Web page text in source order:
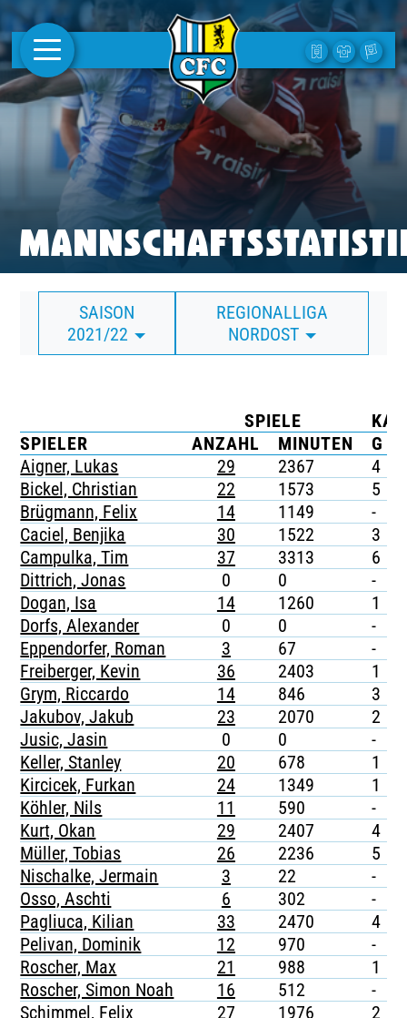
AKTUELLES
1. MANNSCHAFT
FRAUEN
CAMPUS
CLUB
CLUBMITGLIEDSCHAFT
BUSINESS
TICKETING
SAISON
2021/22
REGIONALLIGA
NORDOST
SPIELE
SPIELER
ANZAHL MINUTEN G
Aigner, Lukas
29 2367 4
Bickel, Christian
22 1573 5
Brügmann, Felix
14 1149 -
Caciel, Benjika
30 1522 3
Campulka, Tim
37 3313 6
Dittrich, Jonas
0 0 -
Dogan, Isa
14 1260 1
Dorfs, Alexander
0 0 -
Eppendorfer, Roman
3 67 -
Freiberger, Kevin
36 2403 1
Grym, Riccardo
14 846 3
Jakubov, Jakub
23 2070 2
Jusic, Jasin
0 0 -
Keller, Stanley
20 678 1
Kircicek, Furkan
24 1349 1
Köhler, Nils
11 590 -
Kurt, Okan
29 2407 4
Müller, Tobias
26 2236 5
Nischalke, Jermain
3 22 -
Osso, Aschti
6 302 -
Pagliuca, Kilian
33 2470 4
Pelivan, Dominik
12 970 -
Roscher, Max
21 988 1
Roscher, Simon Noah
16 512 -
Schimmel, Felix
27 1976 2